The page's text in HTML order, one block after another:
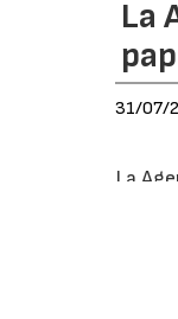
La
31/07/
La